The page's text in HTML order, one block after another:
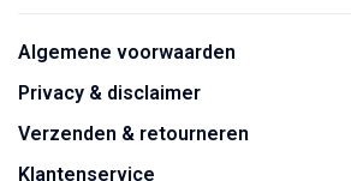
Algemene voorwaarden
Privacy & disclaimer
Verzenden & retourneren
Klantenservice